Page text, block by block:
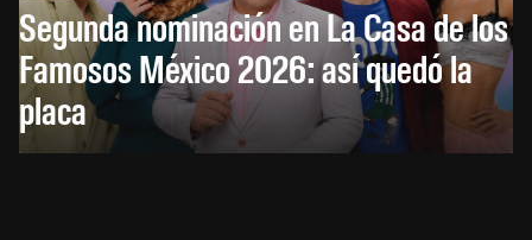
Segunda nominación en La Casa de los
Famosos México 2026: así quedó la
placa